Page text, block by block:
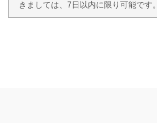
きましては、7日以内に限り可能です。